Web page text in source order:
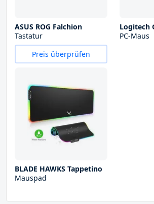
ASUS ROG Falchion
Tastatur
Preis überprüfen
Logitech
PC-Maus
BLADE HAWKS Tappetino
Mauspad